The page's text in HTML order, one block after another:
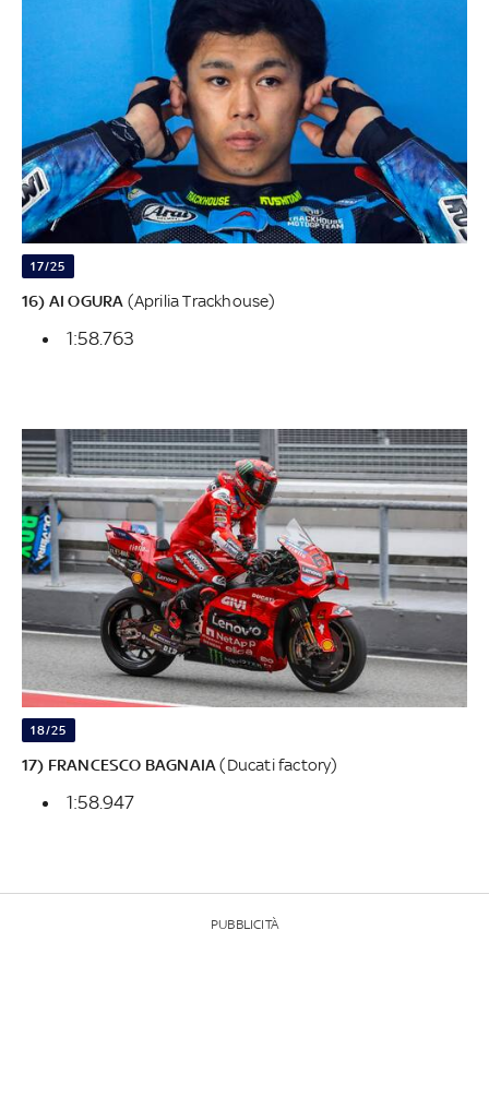
17/25
16) AI OGURA (Aprilia Trackhouse)
1:58.763
18/25
17) FRANCESCO BAGNAIA(Ducati factory)
1:58.947
PUBBLICITÀ